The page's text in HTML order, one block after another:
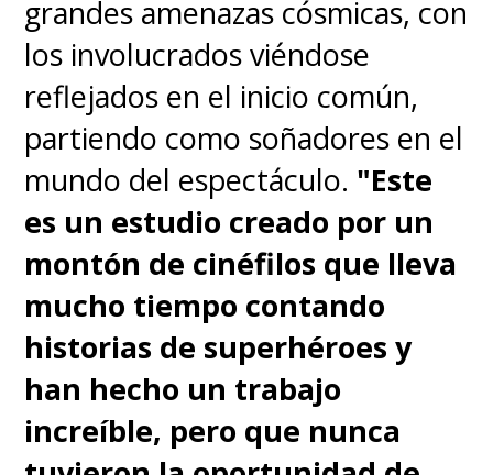
grandes amenazas cósmicas, con
los involucrados viéndose
reflejados en el inicio común,
partiendo como soñadores en el
mundo del espectáculo. "Este
es un estudio creado por un
montón de cinéfilos que lleva
mucho tiempo contando
historias de superhéroes y
han hecho un trabajo
increíble, pero que nunca